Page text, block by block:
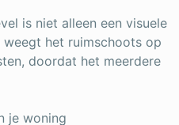
is niet alleen een visuele
weegt het ruimschoots op
doordat het meerdere
je woning